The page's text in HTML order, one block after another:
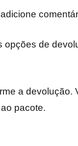
opções de
a devolução.
pacote.